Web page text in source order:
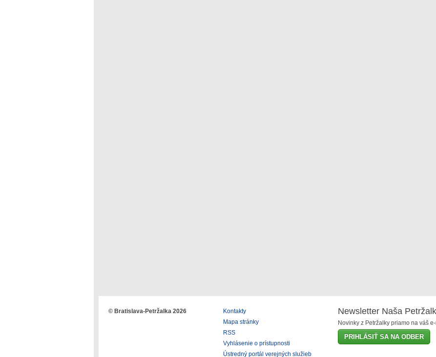
© Bratislava-Petržalka 2026
Kontakty
Mapa stránky
RSS
Vyhlásenie o prístupnosti
Ústredný portál verejných služieb
Newsletter Naša
Novinky z Petržalky priamo na váš
PRIHLÁSIŤ SA NA ODBER